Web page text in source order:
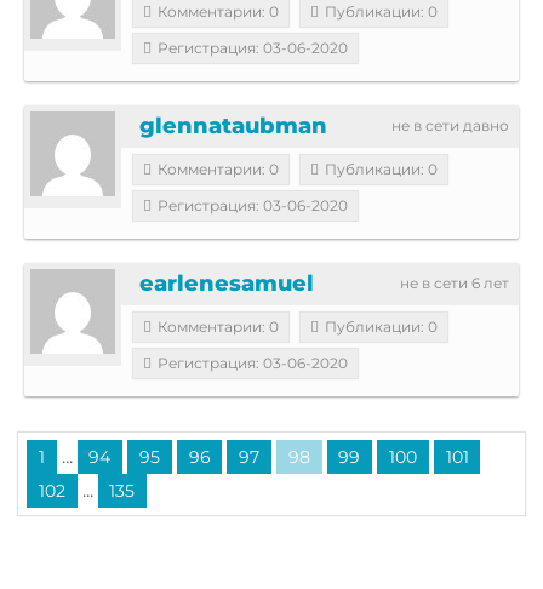
Комментарии: 0
Публикации: 0
Регистрация: 03-06-2020
не в сети давно
glennataubman
Комментарии: 0
Публикации: 0
Регистрация: 03-06-2020
не в сети 6 лет
earlenesamuel
Комментарии: 0
Публикации: 0
Регистрация: 03-06-2020
1 ... 94 95 96 97 98 99 100
101
102
... 135